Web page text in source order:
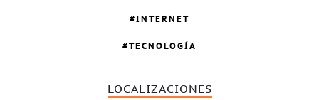
INTERNET
TECNOLOGÍA
LOCALIZACIONES